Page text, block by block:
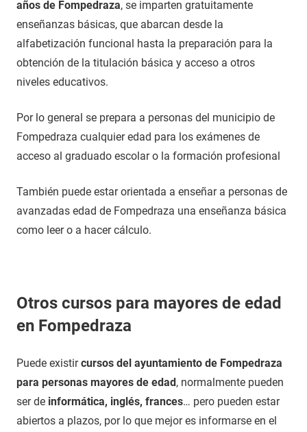
años de Fompedraza, se imparten gratuitamente
enseñanzas básicas, que abarcan desde la
alfabetización funcional hasta la preparación para la
obtención de la titulación básica y acceso a otros
niveles educativos.
Por lo general se prepara a personas del municipio de
Fompedraza cualquier edad para los exámenes de
acceso al graduado escolar o la formación profesional
También puede estar orientada a enseñar a personas de
avanzadas edad de Fompedraza una enseñanza básica
como leer o a hacer cálculo.
Otros cursos para mayores de edad
en Fompedraza
Puede existircursos del ayuntamiento de Fompedraza
para personas mayores de edad, normalmente pueden
ser de informática, inglés, frances… pero pueden estar
abiertos a plazos, por lo que mejor es informarse en el